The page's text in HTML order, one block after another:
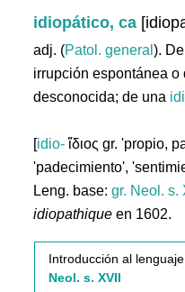
idiopático, ca
adj. (Patol. general).
irrupción espontánea
desconocida; de una
[idio- ἴδιος gr. 'propio,
'padecimiento',
Leng. base:gr. Neol. s.
idiopathique en 1602.
Introducción al
Neol. s. XVII